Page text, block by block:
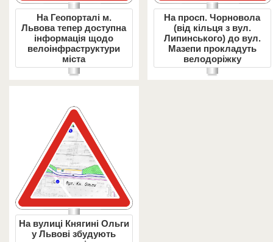
На Геопорталі м.
Львова тепер доступна
інформація щодо
велоінфраструктури
міста
На просп. Чорновола
(від кільця з вул.
Липинського) до вул.
Мазепи прокладуть
велодоріжку
На вулиці Княгині Ольги
у Львові збудують